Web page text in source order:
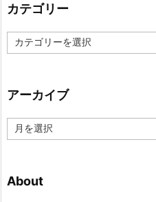
カテゴリー
カ
テ
ー
アーカイブ
ー
ブ
About